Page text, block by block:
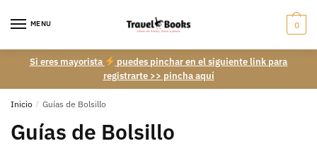
MENU 0
Si eres mayorista
puedes pinchar en el siguiente link para
registrarte >> pincha aquí
Inicio / Guías de Bolsillo
Guías de Bolsillo